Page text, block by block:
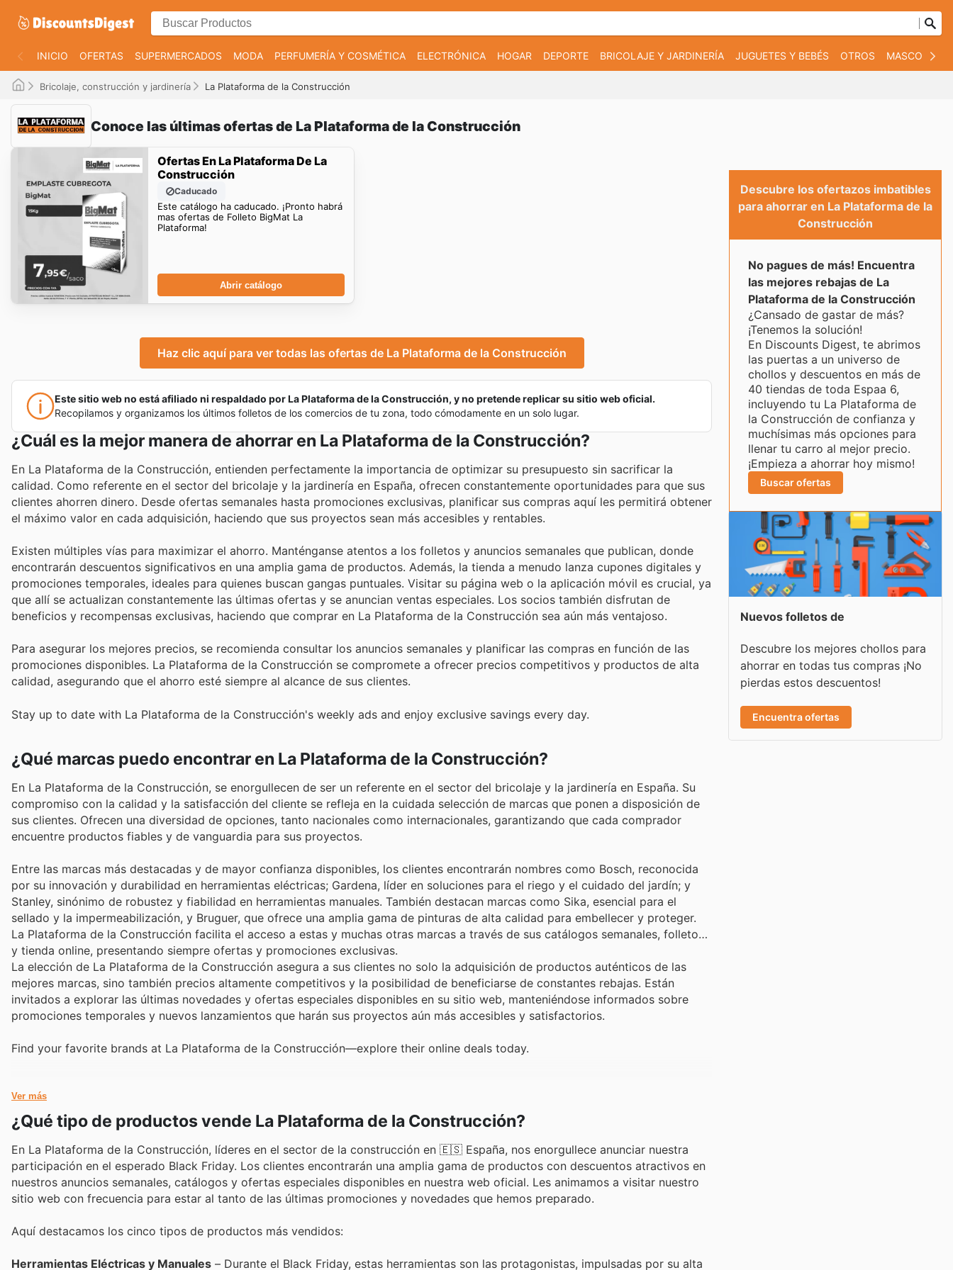
INICIO OFERTAS SUPERMERCADOS MODA PERFUMERÍA Y COSMÉTICA ELECTRÓNICA HOGAR DEPORTE BRICOLAJE Y JARDINERÍA JUGUETES Y BEBÉS OTROS MASCOTAS
Bricolaje, construcción y jardinería La Plataforma de la Construcción
Conoce las últimas ofertas de La Plataforma de la Construcción
Ofertas En La Plataforma De La
Construcción
Caducado
Este catálogo ha caducado. ¡Pronto habrá
mas ofertas de Folleto BigMat La
Plataforma!
Abrir catálogo
Haz clic aquí para ver todas las ofertas de La Plataforma de la Construcción
Este sitio web no está afiliado ni respaldado por La Plataforma de la Construcción, y no pretende replicar su sitio web oficial.
Recopilamos y organizamos los últimos folletos de los comercios de tu zona, todo cómodamente en un solo lugar.
¿Cuál es la mejor manera de ahorrar en La Plataforma de la Construcción?
En La Plataforma de la Construcción, entienden perfectamente la importancia de optimizar su presupuesto sin sacrificar la
calidad. Como referente en el sector del bricolaje y la jardinería en España, ofrecen constantemente oportunidades para que sus
clientes ahorren dinero. Desde ofertas semanales hasta promociones exclusivas, planificar sus compras aquí les permitirá obtener
el máximo valor en cada adquisición, haciendo que sus proyectos sean más accesibles y rentables.
Existen múltiples vías para maximizar el ahorro. Manténganse atentos a los folletos y anuncios semanales que publican, donde
encontrarán descuentos significativos en una amplia gama de productos. Además, la tienda a menudo lanza cupones digitales y
promociones temporales, ideales para quienes buscan gangas puntuales. Visitar su página web o la aplicación móvil es crucial, ya
que allí se actualizan constantemente las últimas ofertas y se anuncian ventas especiales. Los socios también disfrutan de
beneficios y recompensas exclusivas, haciendo que comprar en La Plataforma de la Construcción sea aún más ventajoso.
Para asegurar los mejores precios, se recomienda consultar los anuncios semanales y planificar las compras en función de las
promociones disponibles. La Plataforma de la Construcción se compromete a ofrecer precios competitivos y productos de alta
calidad, asegurando que el ahorro esté siempre al alcance de sus clientes.
Stay up to date with La Plataforma de la Construcción's weekly ads and enjoy exclusive savings every day.
¿Qué marcas puedo encontrar en La Plataforma de la Construcción?
En La Plataforma de la Construcción, se enorgullecen de ser un referente en el sector del bricolaje y la jardinería en España. Su
compromiso con la calidad y la satisfacción del cliente se refleja en la cuidada selección de marcas que ponen a disposición de
sus clientes. Ofrecen una diversidad de opciones, tanto nacionales como internacionales, garantizando que cada comprador
encuentre productos fiables y de vanguardia para sus proyectos.
Entre las marcas más destacadas y de mayor confianza disponibles, los clientes encontrarán nombres como Bosch, reconocida
por su innovación y durabilidad en herramientas eléctricas; Gardena, líder en soluciones para el riego y el cuidado del jardín; y
Stanley, sinónimo de robustez y fiabilidad en herramientas manuales. También destacan marcas como Sika, esencial para el
sellado y la impermeabilización, y Bruguer, que ofrece una amplia gama de pinturas de alta calidad para embellecer y proteger.
La Plataforma de la Construcción facilita el acceso a estas y muchas otras marcas a través de sus catálogos semanales, folletos
y tienda online, presentando siempre ofertas y promociones exclusivas.
La elección de La Plataforma de la Construcción asegura a sus clientes no solo la adquisición de productos auténticos de las
mejores marcas, sino también precios altamente competitivos y la posibilidad de beneficiarse de constantes rebajas. Están
invitados a explorar las últimas novedades y ofertas especiales disponibles en su sitio web, manteniéndose informados sobre
promociones temporales y nuevos lanzamientos que harán sus proyectos aún más accesibles y satisfactorios.
Find your favorite brands at La Plataforma de la Construcción—explore their online deals today.
Ver más
¿Qué tipo de productos vende La Plataforma de la Construcción?
En La Plataforma de la Construcción, líderes en el sector de la construcción en 🇪🇸 España, nos enorgullece anunciar nuestra
participación en el esperado Black Friday. Los clientes encontrarán una amplia gama de productos con descuentos atractivos en
nuestros anuncios semanales, catálogos y ofertas especiales disponibles en nuestra web oficial. Les animamos a visitar nuestro
sitio web con frecuencia para estar al tanto de las últimas promociones y novedades que hemos preparado.
Aquí destacamos los cinco tipos de productos más vendidos:
Herramientas Eléctricas y Manuales – Durante el Black Friday, estas herramientas son las protagonistas, impulsadas por su alta
Descubre los ofertazos imbatibles
para ahorrar en La Plataforma de la
Construcción
No pagues de más! Encuentra
las mejores rebajas de La
Plataforma de la Construcción
¿Cansado de gastar de más?
¡Tenemos la solución!
En Discounts Digest, te abrimos
las puertas a un universo de
chollos y descuentos en más de
40 tiendas de toda Espaa 6,
incluyendo tu La Plataforma de
la Construcción de confianza y
muchísimas más opciones para
llenar tu carro al mejor precio.
¡Empieza a ahorrar hoy mismo!
Buscar ofertas
Nuevos folletos de
Descubre los mejores chollos para
ahorrar en todas tus compras ¡No
pierdas estos descuentos!
Encuentra ofertas